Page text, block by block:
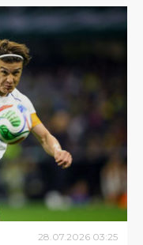
28.07.2026 03:25